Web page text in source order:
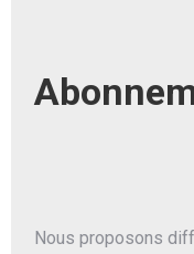
Nous proposons